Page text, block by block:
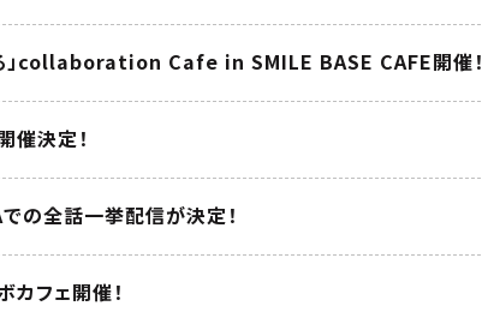
」collaboration Cafe in SMILE BASE CAFE開催！
決定！
の全話一挙配信が決定！
カフェ開催！